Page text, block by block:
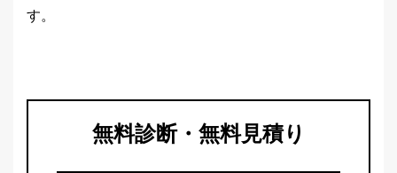
す。
無料診断・無料見積り